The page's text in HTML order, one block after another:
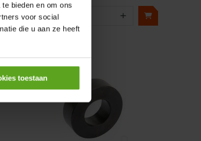
bieden en om ons
voor social
die u aan ze heeft
toestaan
− Aantal +